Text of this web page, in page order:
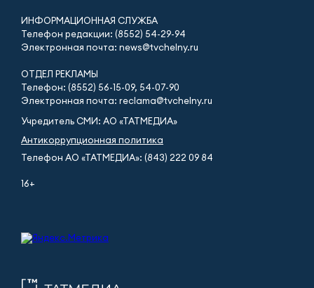
ИНФОРМАЦИОННАЯ СЛУЖБА
Телефон редакции: (8552) 54-29-94
Электронная почта: news@tvchelny.ru
ОТДЕЛ РЕКЛАМЫ
Телефон: (8552) 56-15-09, 54-07-90
Электронная почта: reclama@tvchelny.ru
Учредитель СМИ: АО «ТАТМЕДИА»
Антикоррупционная политика
Телефон АО «ТАТМЕДИА»: (843) 222 09 84
16+